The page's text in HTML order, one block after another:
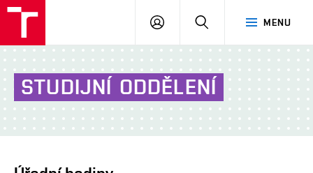
MENU
PŘIHLÁSIT
STUDIJNÍ ODDĚLENÍ